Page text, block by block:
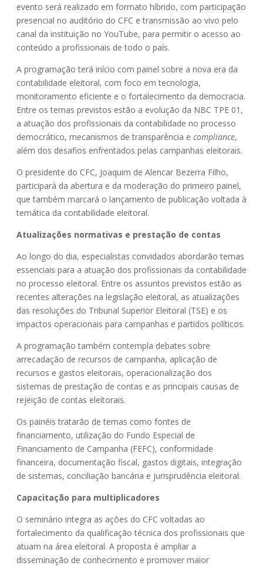
evento será realizado em formato híbrido, com participação
presencial no auditório do CFC e transmissão ao vivo pelo
canal da instituição no YouTube, para permitir o acesso ao
conteúdo a profissionais de todo o país.
A programação terá início com painel sobre a nova era da
contabilidade eleitoral, com foco em tecnologia,
monitoramento eficiente e o fortalecimento da democracia.
Entre os temas previstos estão a evolução da NBC TPE 01,
a atuação dos profissionais da contabilidade no processo
democrático, mecanismos de transparência e compliance,
além dos desafios enfrentados pelas campanhas eleitorais.
O presidente do CFC, Joaquim de Alencar Bezerra Filho,
participará da abertura e da moderação do primeiro painel,
que também marcará o lançamento de publicação voltada à
temática da contabilidade eleitoral.
Atualizações normativas e prestação de contas
Ao longo do dia, especialistas convidados abordarão temas
essenciais para a atuação dos profissionais da contabilidade
no processo eleitoral. Entre os assuntos previstos estão as
recentes alterações na legislação eleitoral, as atualizações
das resoluções do Tribunal Superior Eleitoral (TSE) e os
impactos operacionais para campanhas e partidos políticos.
A programação também contempla debates sobre
arrecadação de recursos de campanha, aplicação de
recursos e gastos eleitorais, operacionalização dos
sistemas de prestação de contas e as principais causas de
rejeição de contas eleitorais.
Os painéis tratarão de temas como fontes de
financiamento, utilização do Fundo Especial de
Financiamento de Campanha (FEFC), conformidade
financeira, documentação fiscal, gastos digitais, integração
de sistemas, conciliação bancária e jurisprudência eleitoral.
Capacitação para multiplicadores
O seminário integra as ações do CFC voltadas ao
fortalecimento da qualificação técnica dos profissionais que
atuam na área eleitoral. A proposta é ampliar a
disseminação de conhecimento e promover maior